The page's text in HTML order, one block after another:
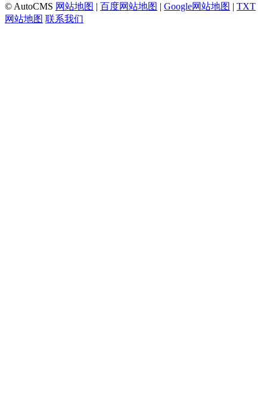
© AutoCMS 网站地图 | 百度网站地图 | Google网站地图 | TXT
网站地图 联系我们